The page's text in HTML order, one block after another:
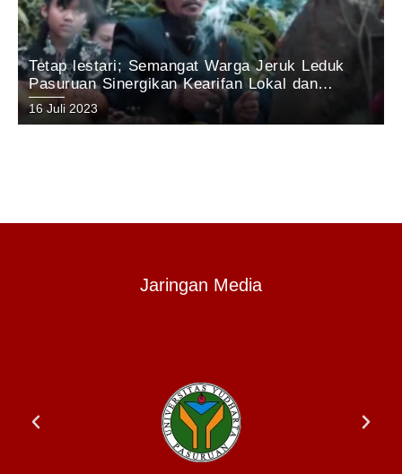
Tetap lestari; Semangat Warga Jeruk Leduk
Pasuruan Sinergikan Kearifan Lokal dan
Pelestarian Alam di Kawasan Gunung Arjuno
16 Juli 2023
Jaringan Media